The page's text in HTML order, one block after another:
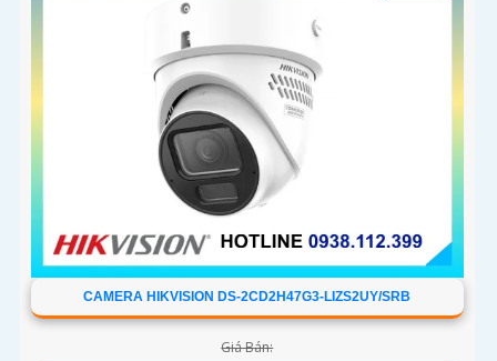
CAMERA HIKVISION DS-2CD2H47G3-LIZS2UY/SRB
Giá Bán: